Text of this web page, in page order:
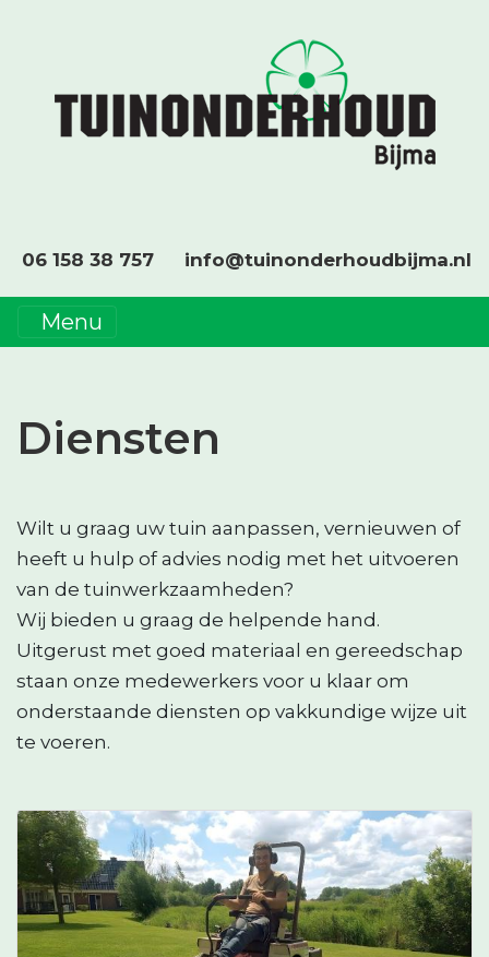
06 158 38 757 info@tuinonderhoudbijma.nl
Menu
Diensten
Wilt u graag uw tuin aanpassen, vernieuwen of
heeft u hulp of advies nodig met het uitvoeren
van de tuinwerkzaamheden?
Wij bieden u graag de helpende hand.
Uitgerust met goed materiaal en gereedschap
staan onze medewerkers voor u klaar om
onderstaande diensten op vakkundige wijze uit
te voeren.